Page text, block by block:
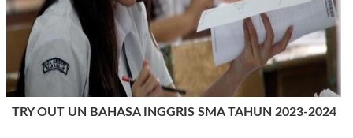
TRY OUT UN BAHASA INGGRIS SMA TAHUN 2023-2024